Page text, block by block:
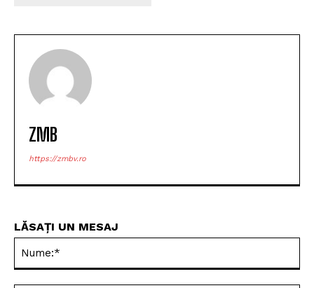
ZMB
https://zmbv.ro
LĂSAȚI UN MESAJ